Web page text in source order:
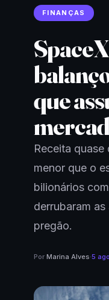
FINANÇAS
que
Receita
menor que o
bilionários
derrubaram
pregão.
Por Marina Alves·5